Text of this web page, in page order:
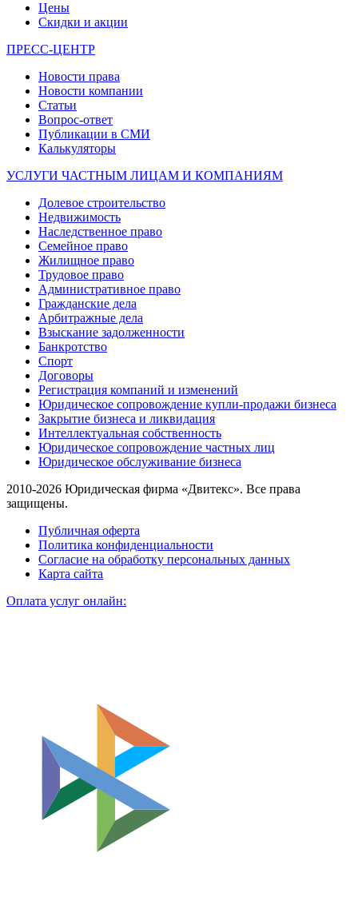
Цены
Скидки и акции
ПРЕСС-ЦЕНТР
Новости права
Новости компании
Статьи
Вопрос-ответ
Публикации в СМИ
Калькуляторы
УСЛУГИ ЧАСТНЫМ ЛИЦАМ И КОМПАНИЯМ
Долевое строительство
Недвижимость
Наследственное право
Семейное право
Жилищное право
Трудовое право
Административное право
Гражданские дела
Арбитражные дела
Взыскание задолженности
Банкротство
Спорт
Договоры
Регистрация компаний и изменений
Юридическое сопровождение купли-продажи бизнеса
Закрытие бизнеса и ликвидация
Интеллектуальная собственность
Юридическое сопровождение частных лиц
Юридическое обслуживание бизнеса
2010-2026 Юридическая фирма «Двитекс». Все права
защищены.
Публичная оферта
Политика конфиденциальности
Согласие на обработку персональных данных
Карта сайта
Оплата услуг онлайн: